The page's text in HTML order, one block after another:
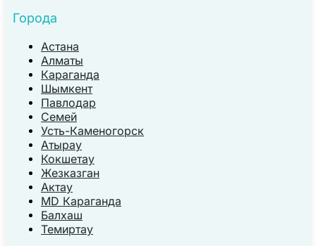
Города
Астана
Алматы
Караганда
Шымкент
Павлодар
Семей
Усть-Каменогорск
Атырау
Кокшетау
Жезказган
Актау
MD Караганда
Балхаш
Темиртау